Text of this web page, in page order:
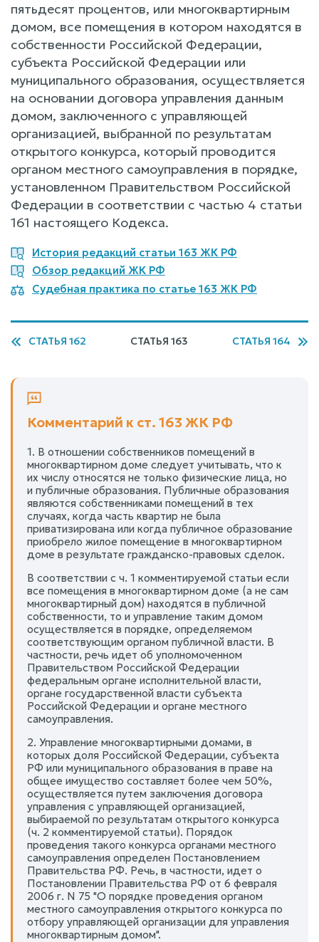
пятьдесят процентов, или многоквартирным
домом, все помещения в котором находятся в
собственности Российской Федерации,
субъекта Российской Федерации или
муниципального образования, осуществляется
на основании договора управления данным
домом, заключенного с управляющей
организацией, выбранной по результатам
открытого конкурса, который проводится
органом местного самоуправления в порядке,
установленном Правительством Российской
Федерации в соответствии с частью 4 статьи
161 настоящего Кодекса.
История редакций статьи 163 ЖК РФ
Обзор редакций ЖК РФ
Судебная практика по статье 163 ЖК РФ
СТАТЬЯ 162 СТАТЬЯ 163 СТАТЬЯ 164
Комментарий к ст. 163 ЖК РФ
1. В отношении собственников помещений в
многоквартирном доме следует учитывать, что к
их числу относятся не только физические лица, но
и публичные образования. Публичные образования
являются собственниками помещений в тех
случаях, когда часть квартир не была
приватизирована или когда публичное образование
приобрело жилое помещение в многоквартирном
доме в результате гражданско-правовых сделок.
В соответствии с ч. 1 комментируемой статьи если
все помещения в многоквартирном доме (а не сам
многоквартирный дом) находятся в публичной
собственности, то и управление таким домом
осуществляется в порядке, определяемом
соответствующим органом публичной власти. В
частности, речь идет об уполномоченном
Правительством Российской Федерации
федеральным органе исполнительной власти,
органе государственной власти субъекта
Российской Федерации и органе местного
самоуправления.
2. Управление многоквартирными домами, в
которых доля Российской Федерации, субъекта
РФ или муниципального образования в праве на
общее имущество составляет более чем 50%,
осуществляется путем заключения договора
управления с управляющей организацией,
выбираемой по результатам открытого конкурса
(ч. 2 комментируемой статьи). Порядок
проведения такого конкурса органами местного
самоуправления определен Постановлением
Правительства РФ. Речь, в частности, идет о
Постановлении Правительства РФ от 6 февраля
2006 г. N 75 "О порядке проведения органом
местного самоуправления открытого конкурса по
отбору управляющей организации для управления
многоквартирным домом".